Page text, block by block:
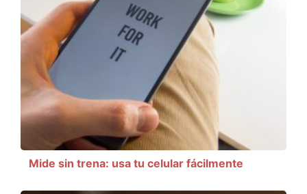
Mide sin trena: usa tu celular fácilmente